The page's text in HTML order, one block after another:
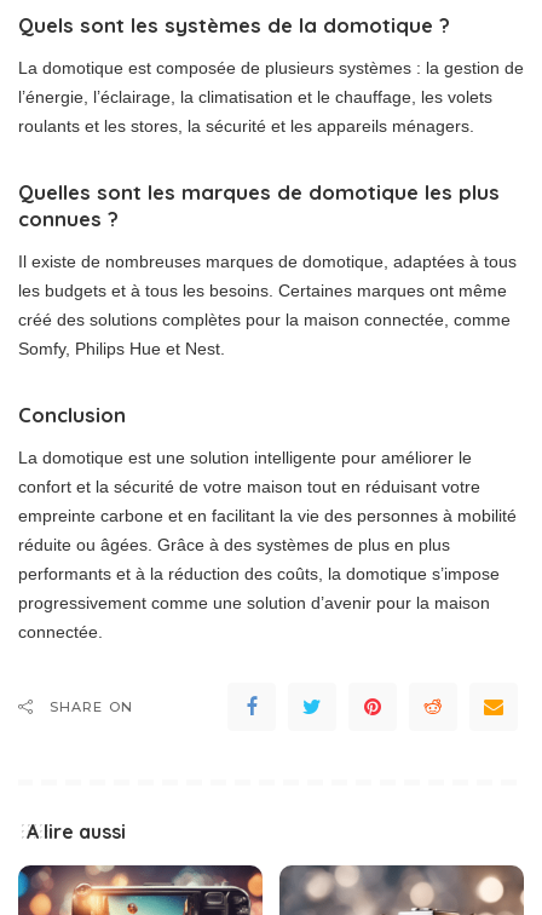
Quels sont les systèmes de la domotique ?
La domotique est composée de plusieurs systèmes : la gestion de
l’énergie, l’éclairage, la climatisation et le chauffage, les volets
roulants et les stores, la sécurité et les appareils ménagers.
Quelles sont les marques de domotique les plus
connues ?
Il existe de nombreuses marques de domotique, adaptées à tous
les budgets et à tous les besoins. Certaines marques ont même
créé des solutions complètes pour la maison connectée, comme
Somfy, Philips Hue et Nest.
Conclusion
La domotique est une solution intelligente pour améliorer le
confort et la sécurité de votre maison tout en réduisant votre
empreinte carbone et en facilitant la vie des personnes à mobilité
réduite ou âgées. Grâce à des systèmes de plus en plus
performants et à la réduction des coûts, la domotique s’impose
progressivement comme une solution d’avenir pour la maison
connectée.
SHARE ON
A lire aussi